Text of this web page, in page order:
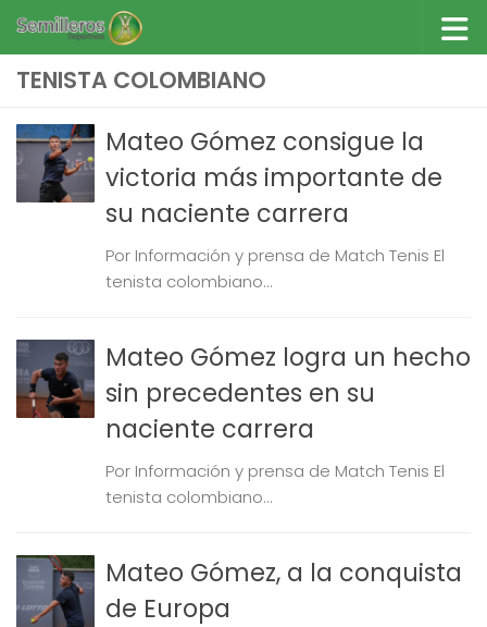
Saltar al contenido
TENISTA COLOMBIANO
Mateo Gómez consigue la
victoria más importante de
su naciente carrera
Por Información y prensa de Match Tenis El
tenista colombiano...
Mateo Gómez logra un hecho
sin precedentes en su
naciente carrera
Por Información y prensa de Match Tenis El
tenista colombiano...
Mateo Gómez, a la conquista
de Europa